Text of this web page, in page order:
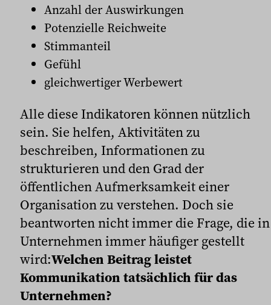
Anzahl der Auswirkungen
Potenzielle Reichweite
Stimmanteil
Gefühl
gleichwertiger Werbewert
Alle diese Indikatoren können nützlich
sein. Sie helfen, Aktivitäten zu
beschreiben, Informationen zu
strukturieren und den Grad der
öffentlichen Aufmerksamkeit einer
Organisation zu verstehen. Doch sie
beantworten nicht immer die Frage, die in
Unternehmen immer häufiger gestellt
wird:Welchen Beitrag leistet
Kommunikation tatsächlich für das
Unternehmen?